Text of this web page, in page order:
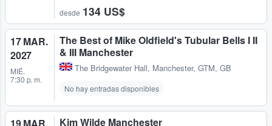
desde 134 US$
17 MAR.
2027
MIÉ.
7:30 p. m.
The Best of Mike Oldfield's Tubular Bells I II
& III Manchester
The Bridgewater Hall, Manchester, GTM, GB
No hay entradas disponibles
Kim Wilde Manchester